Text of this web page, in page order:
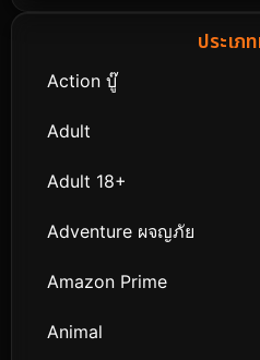
ประเภ
Action บู๊
Adult
Adult 18+
Adventure ผจญภัย
Amazon Prime
Animal